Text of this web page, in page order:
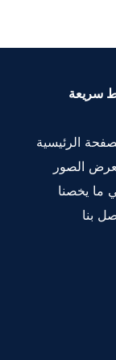
سريعة
الرئيسية
الصور
ما يخصنا
بنا